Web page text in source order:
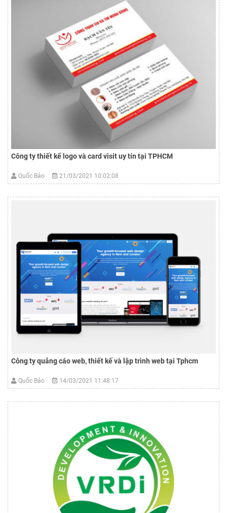
Công ty thiết kế logo và card visit uy tín tại TPHCM
Quốc Bảo 21/03/2021 10:02:08
Công ty quảng cáo web, thiết kế và lập trình web tại Tphcm
Quốc Bảo 14/03/2021 11:48:17